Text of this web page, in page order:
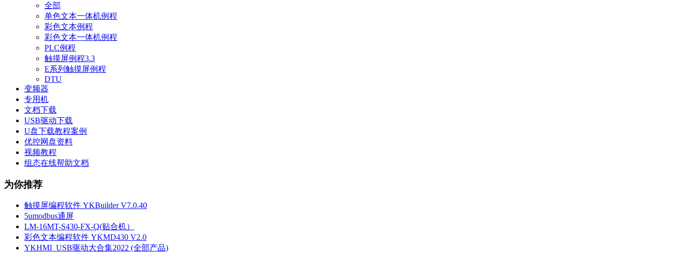
全部
单色文本一体机例程
彩色文本例程
彩色文本一体机例程
PLC例程
触摸屏例程3.3
E系列触摸屏例程
DTU
变频器
专用机
文档下载
USB驱动下载
U盘下载教程案例
优控网盘资料
视频教程
组态在线帮助文档
为你推荐
触摸屏编程软件 YKBuilder V7.0.40
5umodbus通屏
LM-16MT-S430-FX-Q(贴合机）
彩色文本编程软件 YKMD430 V2.0
YKHMI_USB驱动大合集2022 (全部产品)